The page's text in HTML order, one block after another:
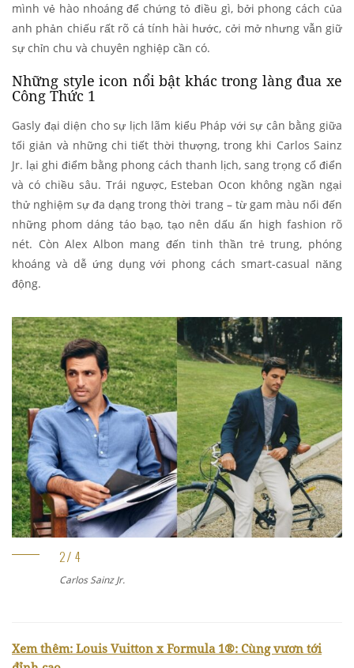
mình vẻ hào nhoáng để chứng tỏ điều gì, bởi phong cách của
anh phản chiếu rất rõ cá tính hài hước, cởi mở nhưng vẫn giữ
sự chỉn chu và chuyên nghiệp cần có.
Những style icon nổi bật khác trong làng đua xe
Công Thức 1
Gasly đại diện cho sự lịch lãm kiểu Pháp với sự cân bằng giữa
tối giản và những chi tiết thời thượng, trong khi Carlos Sainz
Jr. lại ghi điểm bằng phong cách thanh lịch, sang trọng cổ điển
và có chiều sâu. Trái ngược, Esteban Ocon không ngần ngại
thử nghiệm sự đa dạng trong thời trang – từ gam màu nổi đến
những phom dáng táo bạo, tạo nên dấu ấn high fashion rõ
nét. Còn Alex Albon mang đến tinh thần trẻ trung, phóng
khoáng và dễ ứng dụng với phong cách smart-casual năng
động.
Xem thêm: Louis Vuitton x Formula 1®: Cùng vươn tới